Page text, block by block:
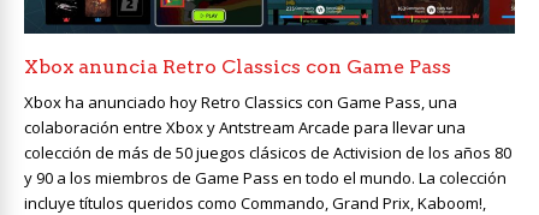
Xbox anuncia Retro Classics con Game Pass
Xbox ha anunciado hoy Retro Classics con Game Pass, una
colaboración entre Xbox y Antstream Arcade para llevar una
colección de más de 50 juegos clásicos de Activision de los años 80
y 90 a los miembros de Game Pass en todo el mundo. La colección
incluye títulos queridos como Commando, Grand Prix, Kaboom!,